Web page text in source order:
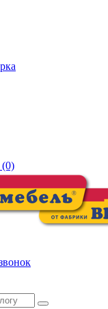
(0)